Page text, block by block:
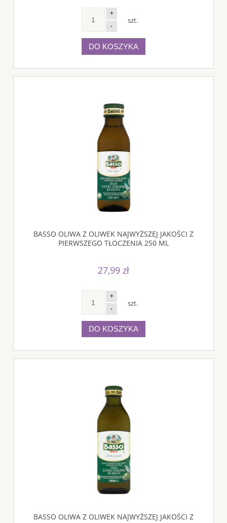
+
-
szt.
DO KOSZYKA
BASSO OLIWA Z OLIWEK NAJWYŻSZEJ JAKOŚCI Z
PIERWSZEGO TŁOCZENIA 250 ML
27,99 zł
+
-
szt.
DO KOSZYKA
BASSO OLIWA Z OLIWEK NAJWYŻSZEJ JAKOŚCI Z